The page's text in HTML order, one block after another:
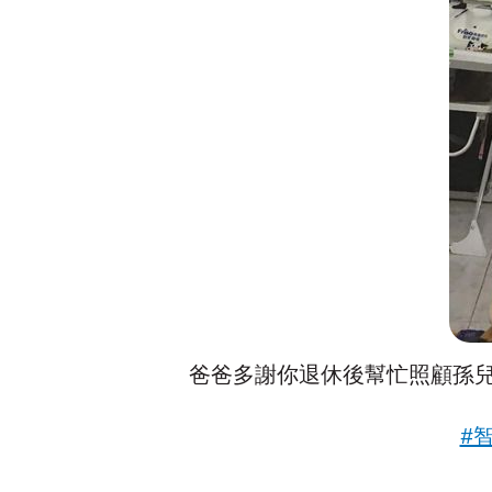
爸爸多謝你退休後幫忙照顧孫
#